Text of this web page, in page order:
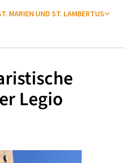
MARIEN UND ST. LAMBERTUS
Legio